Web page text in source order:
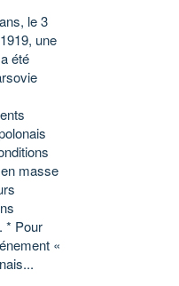
le 3
une
été
masse
* Pour
«